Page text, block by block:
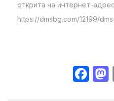
открита на интернет-адрес
https://dmsbg.com/12199/